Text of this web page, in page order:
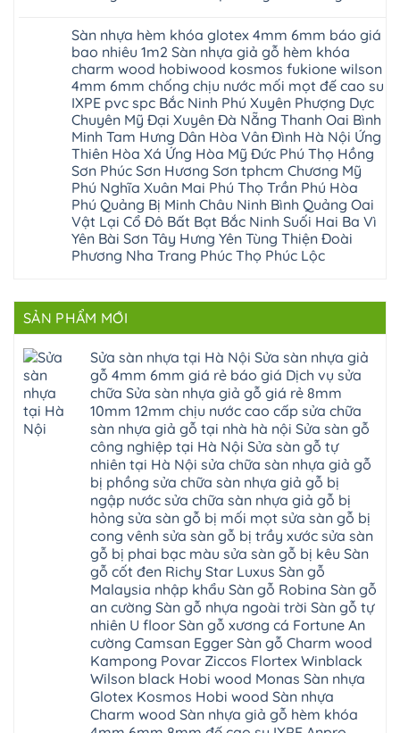
Tân
Nam
Định
Sóc
Sơn
Ninh
Bình
Thái
Bình
Vĩnh
Phúc
Tây
Hồ
Thanh
Hóa
Đống
Đa
Nghệ
An
đà
nẵng
thanh
xuân
cầu
giấy
hoành
bồ
hạ
long
ninh
giang
hoàng
mai
quảng
ninh
tây
hồ
sơn
tây
thất
mê
linh
thanh
quốc
đông
phòng
xuyên
đống
giang
nhựa
composite
Phúc
Thọ
Phúc
Lộc
Hát
Môn
Sài
Gòn
Thạch
Thất
Hạ
Bằng
Tây
Phương
tphcm
Hòa
Lạc
Yên
Xuân
Đạo
Đà
Nẵng
Đồng
Dương
Đồng
Khánh
Phượng
Thuận
Tràng
Đổng
Phòng
sàn
nghiệp
tại
Hà
Nội
Sửa
sàn
nhựa
giả
gỗ
Sửa
mặt
bậc
cầu
thang
nhựa
sửa
cửa
nhựa
composite
Thanh
Nam
Phù
Thanh
Thượng
Phúc
Thường
Chương
Dương
Hồng
Xuyên
Phượng
Chuyên
Nẵng
Xuyên
Thanh
Minh
Hưng
bình
luận
ở
Sửa
sàn
gỗ
bị
hở
tại
Hà
Nội
Sửa
sàn
gỗ
công
nghiệp
bị
hở
Sửa
sàn
Sửa
mặt
bậc
cầu
nhựa
nhựa
composite
Xuân
Đông
Ngạc
Quảng
Thượng
Xuân
Phương
Nẵng
Long
Hưng
Sàn nhựa hèm khóa glotex 4mm 6mm báo giá
bao nhiêu 1m2 Sàn nhựa giả gỗ hèm khóa
charm wood hobiwood kosmos fukione wilson
4mm 6mm chống chịu nước mối mọt đế cao su
IXPE pvc spc Bắc Ninh Phú Xuyên Phượng Dực
Chuyên Mỹ Đại Xuyên Đà Nẵng Thanh Oai Bình
Minh Tam Hưng Dân Hòa Vân Đình Hà Nội Ứng
Thiên Hòa Xá Ứng Hòa Mỹ Đức Phú Thọ Hồng
Sơn Phúc Sơn Hương Sơn tphcm Chương Mỹ
Phú Nghĩa Xuân Mai Phú Thọ Trần Phú Hòa
Phú Quảng Bị Minh Châu Ninh Bình Quảng Oai
Vật Lại Cổ Đô Bất Bạt Bắc Ninh Suối Hai Ba Vì
Yên Bài Sơn Tây Hưng Yên Tùng Thiện Đoài
Phương Nha Trang Phúc Thọ Phúc Lộc
luận
ở
Sàn
khóa
glotex
4mm
6mm
nhiêu
nhựa
charm
wood
hobiwood
kosmos
fukione
wilson
4mm
6mm
chống
nước
SẢN PHẨM MỚI
Sửa sàn nhựa tại Hà Nội Sửa sàn nhựa giả
gỗ 4mm 6mm giá rẻ báo giá Dịch vụ sửa
chữa Sửa sàn nhựa giả gỗ giá rẻ 8mm
10mm 12mm chịu nước cao cấp sửa chữa
sàn nhựa giả gỗ tại nhà hà nội Sửa sàn gỗ
công nghiệp tại Hà Nội Sửa sàn gỗ tự
nhiên tại Hà Nội sửa chữa sàn nhựa giả gỗ
bị phồng sửa chữa sàn nhựa giả gỗ bị
ngập nước sửa chữa sàn nhựa giả gỗ bị
hỏng sửa sàn gỗ bị mối mọt sửa sàn gỗ bị
cong vênh sửa sàn gỗ bị trầy xước sửa sàn
gỗ bị phai bạc màu sửa sàn gỗ bị kêu Sàn
gỗ cốt đen Richy Star Luxus Sàn gỗ
Malaysia nhập khẩu Sàn gỗ Robina Sàn gỗ
an cường Sàn gỗ nhựa ngoài trời Sàn gỗ tự
nhiên U floor Sàn gỗ xương cá Fortune An
cường Camsan Egger Sàn gỗ Charm wood
Kampong Povar Ziccos Flortex Winblack
Wilson black Hobi wood Monas Sàn nhựa
Glotex Kosmos Hobi wood Sàn nhựa
Charm wood Sàn nhựa giả gỗ hèm khóa